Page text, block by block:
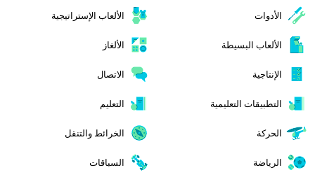
الأدوات الألعاب الإستراتيجية
الألعاب البسيطة الألغاز
الإنتاجية الاتصال
التطبيقات التعليمية التعليم
الحركة الخرائط والتنقل
الرياضة السباقات